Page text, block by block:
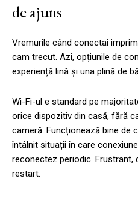
de ajuns
Vremurile când conectai
cam trecut. Azi, opțiunile de
experiență lină și una plină de
Wi-Fi-ul e standard pe
orice dispozitiv din casă, fără
cameră. Funcționează bine de
întâlnit situații în care
reconectez periodic. Frustrant,
restart.